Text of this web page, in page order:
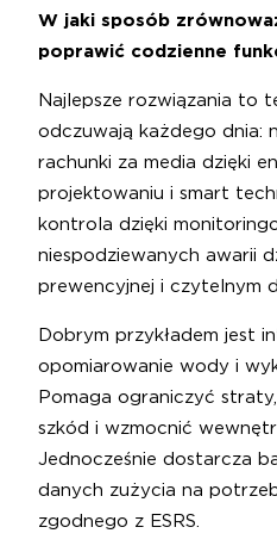
W jaki sposób
poprawić codzienne
Najlepsze rozwiązania to
odczuwają każdego dnia:
rachunki za media dzięki
projektowaniu i smart
kontrola dzięki
niespodziewanych awarii
prewencyjnej i czytelnym
Dobrym przykładem jest
opomiarowanie wody i
Pomaga ograniczyć
szkód i wzmocnić
Jednocześnie dostarcza
danych zużycia na
zgodnego z ESRS.